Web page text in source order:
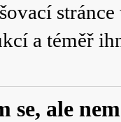
a téměř
se, ale